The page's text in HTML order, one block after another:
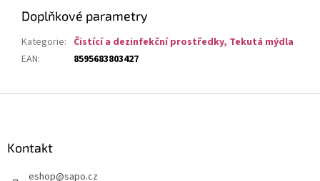
Doplňkové parametry
Kategorie: Čistící a dezinfekční prostředky, Tekutá mýdla
EAN: 8595683803427
Kontakt
eshop@sapo.cz